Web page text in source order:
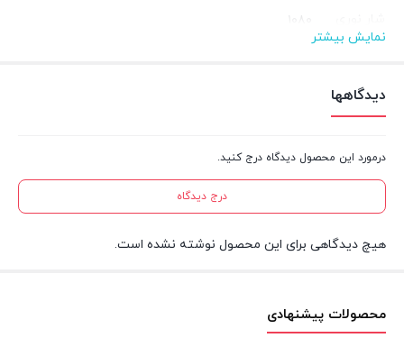
۱۰۸۰
ابعاد
طول عمر 25000h
ضمانت ۱۲ ماه
نمایش بیشتر
دیدگاهها
درمورد این محصول دیدگاه درج کنید.
درج دیدگاه
هیچ دیدگاهی برای این محصول نوشته نشده است.
محصولات پیشنهادی